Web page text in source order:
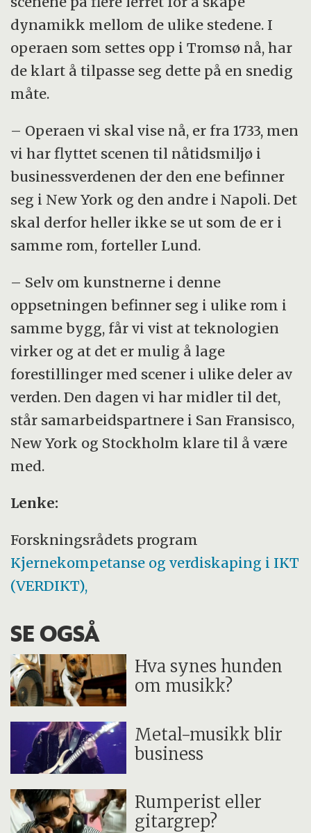
dynamikk mellom de ulike stedene. I
operaen som settes opp i Tromsø nå, har
de klart å tilpasse seg dette på en snedig
måte.
– Operaen vi skal vise nå, er fra 1733, men
vi har flyttet scenen til nåtidsmiljø i
businessverdenen der den ene befinner
seg i New York og den andre i Napoli. Det
skal derfor heller ikke se ut som de er i
samme rom, forteller Lund.
– Selv om kunstnerne i denne
oppsetningen befinner seg i ulike rom i
samme bygg, får vi vist at teknologien
virker og at det er mulig å lage
forestillinger med scener i ulike deler av
verden. Den dagen vi har midler til det,
står samarbeidspartnere i San Fransisco,
New York og Stockholm klare til å være
med.
Lenke:
Forskningsrådets program
Kjernekompetanse og verdiskaping i IKT
(VERDIKT),
SE OGSÅ
Hva synes hunden
om musikk?
Metal-musikk blir
business
Rumperist eller
gitargrep?